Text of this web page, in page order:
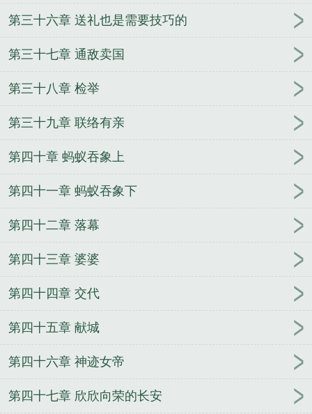
第三十六章 送礼也是需要技巧的
第三十七章 通敌卖国
第三十八章 检举
第三十九章 联络有亲
第四十章 蚂蚁吞象上
第四十一章 蚂蚁吞象下
第四十二章 落幕
第四十三章 婆婆
第四十四章 交代
第四十五章 献城
第四十六章 神迹女帝
第四十七章 欣欣向荣的长安